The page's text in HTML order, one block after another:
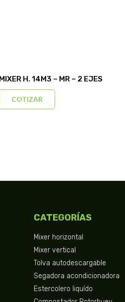
MIXER H. 14M3 – MR – 2 EJES
COTIZAR
CATEGORÍAS
Mixer horizontal
Mixer vertical
Tolva autodescargable
Segadora acondicionadora
Estercolero liquído